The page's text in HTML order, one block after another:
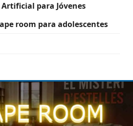
para Jóvenes
room para adolescentes